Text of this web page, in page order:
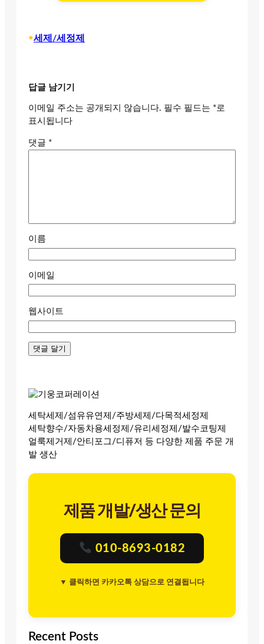
•세제/세정제
답글 남기기
이메일 주소는 공개되지 않습니다. 필수 필드는 *로
표시됩니다
댓글 *
이름
이메일
웹사이트
세탁세제/섬유유연제/주방세제/다목적세정제
세탁향수/자동차용세정제/유리세정제/발수코팅제
얼룩제거제/안티포그/디퓨저 등 다양한 제품 주문 개
발 생산
제품 개발/생산 문의
010-8693-0182
▼ 클릭하면 카카오톡 상담으로 연결됩니다
Recent Posts